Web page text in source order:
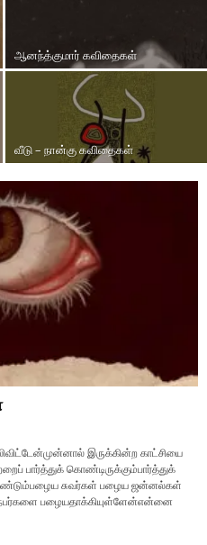
ஆனந்த்குமார் கவிதைகள்
வீடு – நான்கு கவிதைகள்
இருக்கின்ற காட்சியை
பார்த்துக் கொண்டிருக்கும்பார்த்துக்
சுவர்கள் பழைய ஜன்னல்கள்
பழையதாக்கியுள்ளேன்என்னை